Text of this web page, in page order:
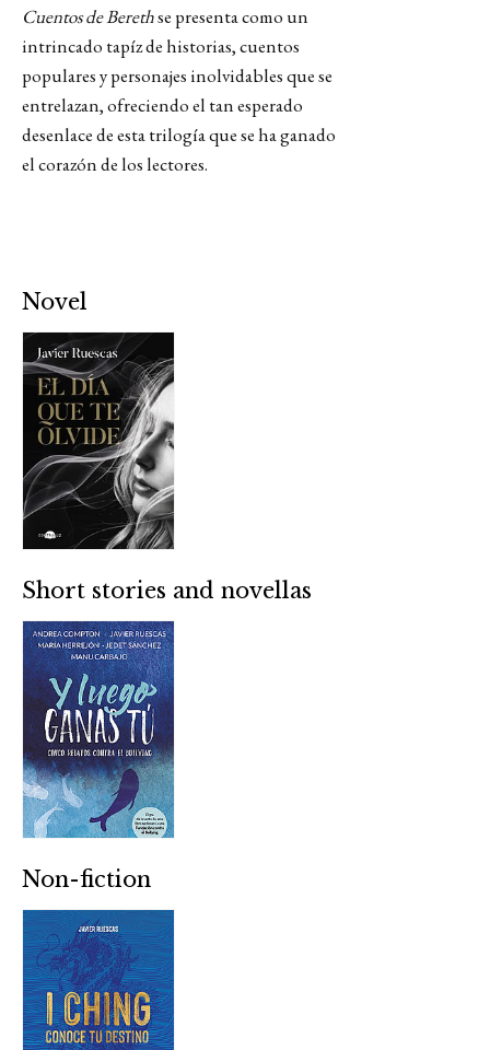
Cuentos de Berethse presenta como un
intrincado tapíz de historias, cuentos
populares y personajes inolvidables que se
entrelazan, ofreciendo el tan esperado
desenlace de esta trilogía que se ha ganado
el corazón de los lectores.
Novel
Short stories and novellas
Non-fiction